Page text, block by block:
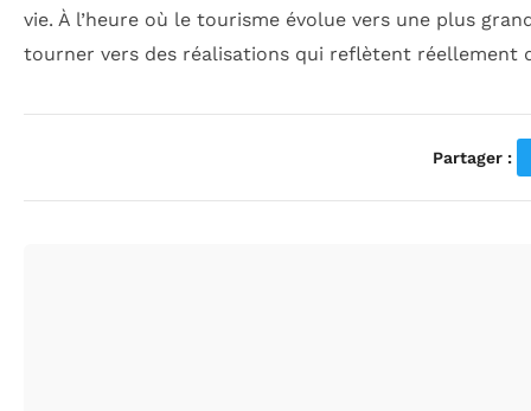
vie. À l’heure où le tourisme évolue vers une plus
tourner vers des réalisations qui reflètent réellement
Partager :